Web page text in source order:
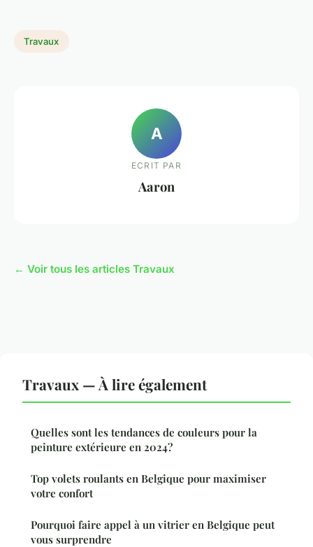
Travaux
A
ECRIT PAR
Aaron
← Voir tous les articles Travaux
Travaux — À lire également
Quelles sont les tendances de couleurs pour la
peinture extérieure en 2024?
Top volets roulants en Belgique pour maximiser
votre confort
Pourquoi faire appel à un vitrier en Belgique peut
vous surprendre